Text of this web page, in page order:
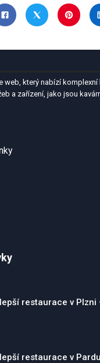
web, který nabízí
a zařízení, jako jsou
restaurace v Plzni
restaurace v